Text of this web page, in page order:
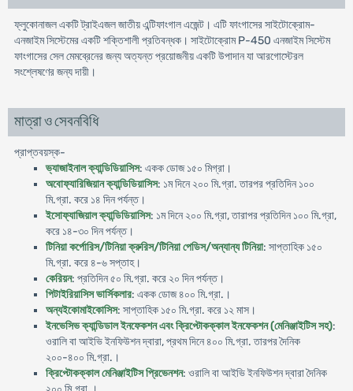
ফ্লুকোনাজল একটি ট্রাইএজল জাতীয় এন্টিফাংগাল এজেন্ট। এটি ফাংগাসের সাইটোক্রোম-
এনজাইম সিস্টেমের একটি শক্তিশালী প্রতিবন্ধক। সাইটোক্রোম P-450 এনজাইম সিস্টেম
ফাংগাসের সেল মেমব্রেনের জন্য অত্যন্ত প্রয়োজনীয় একটি উপাদান যা আরগোস্টেরল
সংশ্লেষণের জন্য দায়ী।
মাত্রা ও সেবনবিধি
প্রাপ্তবয়স্ক-
ভ্যাজাইনাল ক্যান্ডিডিয়াসিস: একক ডোজ ১৫০ মিগ্রা।
অবোফ্যারিজিয়ান ক্যান্ডিডিয়াসিস: ১ম দিনে ২০০ মি.গ্রা. তারপর প্রতিদিন ১০০
মি.গ্রা. করে ১৪ দিন পর্যন্ত।
ইসোফ্যাজিয়াল ক্যান্ডিডিয়াসিস: ১ম দিনে ২০০ মি.গ্রা, তারাপর প্রতিদিন ১০০ মি.গ্রা,
করে ১৪-৩০ দিন পর্যন্ত।
টিনিয়া কর্পোরিস/টিনিয়া ক্রুরিস/টিনিয়া পেডিস/অন্যান্য টিনিয়া: সাপ্তাহিক ১৫০
মি.গ্রা. করে ৪-৬ সপ্তাহ।
কেরিয়ন: প্রতিদিন ৫০ মি.গ্রা. করে ২০ দিন পর্যন্ত।
পিটাইরিয়াসিস ভার্সিকলার: একক ডোজ ৪০০ মি.গ্রা.।
অন্যইকোমাইকোসিস: সাপ্তাহিক ১৫০ মি.গ্রা. করে ১২ মাস।
ইনভেসিভ ক্যান্ডিডাল ইনফেকশন এবং ক্রিপ্টোকক্কাল ইনফেকশন (মেনিঞ্জাইটিস সহ):
ওরালি বা আইভি ইনফিউশন দ্বারা, প্রথম দিনে ৪০০ মি.গ্রা. তারপর দৈনিক
২০০-৪০০ মি.গ্রা.।
ক্রিপ্টোকক্কাল মেনিঞ্জাইটিস প্রিভেনশন: ওরালি বা আইভি ইনফিউশন দ্বারা দৈনিক